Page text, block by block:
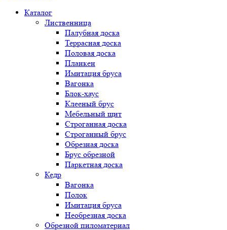
Каталог
Лиственница
Палубная доска
Террасная доска
Половая доска
Планкен
Имитация бруса
Вагонка
Блок-хаус
Клееный брус
Мебельный щит
Строганная доска
Строганный брус
Обрезная доска
Брус обрезной
Паркетная доска
Кедр
Вагонка
Полок
Имитация бруса
Необрезная доска
Обрезной пиломатериал